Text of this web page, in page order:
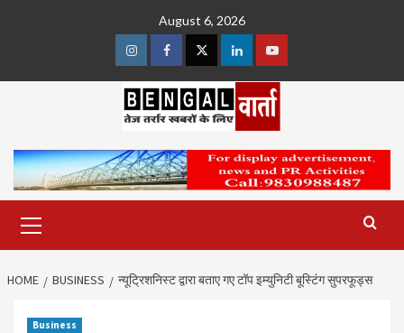
August 6, 2026
InstagramFacebookTwitterLinkedinYoutube
Menu
HOME BUSINESS न्यूट्रिशनिस्ट द्वारा बताए गए टॉप इम्युनिटी बूस्टिंग सुपरफूड्स
Business